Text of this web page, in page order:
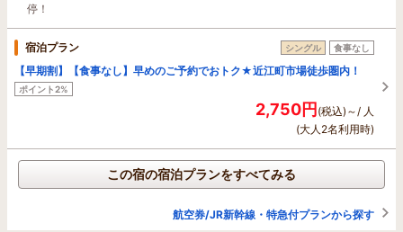
停！
宿泊プラン シングル 食事なし
【早期割】【食事なし】早めのご予約でおトク★近江町市場徒歩圏内！
ポイント2%
2,750円(税込)～/ 人
(大人2名利用時)
この宿の宿泊プランをすべてみる
航空券/JR新幹線・特急付プランから探す